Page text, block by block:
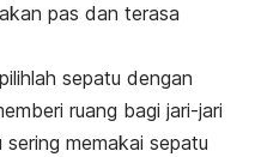
pas dan terasa
sepatu dengan
ruang bagi jari-jari
memakai sepatu